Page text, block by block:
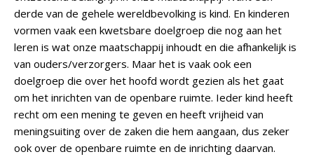
derde van de gehele wereldbevolking is kind. En kinderen
vormen vaak een kwetsbare doelgroep die nog aan het
leren is wat onze maatschappij inhoudt en die afhankelijk is
van ouders/verzorgers. Maar het is vaak ook een
doelgroep die over het hoofd wordt gezien als het gaat
om het inrichten van de openbare ruimte. Ieder kind heeft
recht om een mening te geven en heeft vrijheid van
meningsuiting over de zaken die hem aangaan, dus zeker
ook over de openbare ruimte en de inrichting daarvan.